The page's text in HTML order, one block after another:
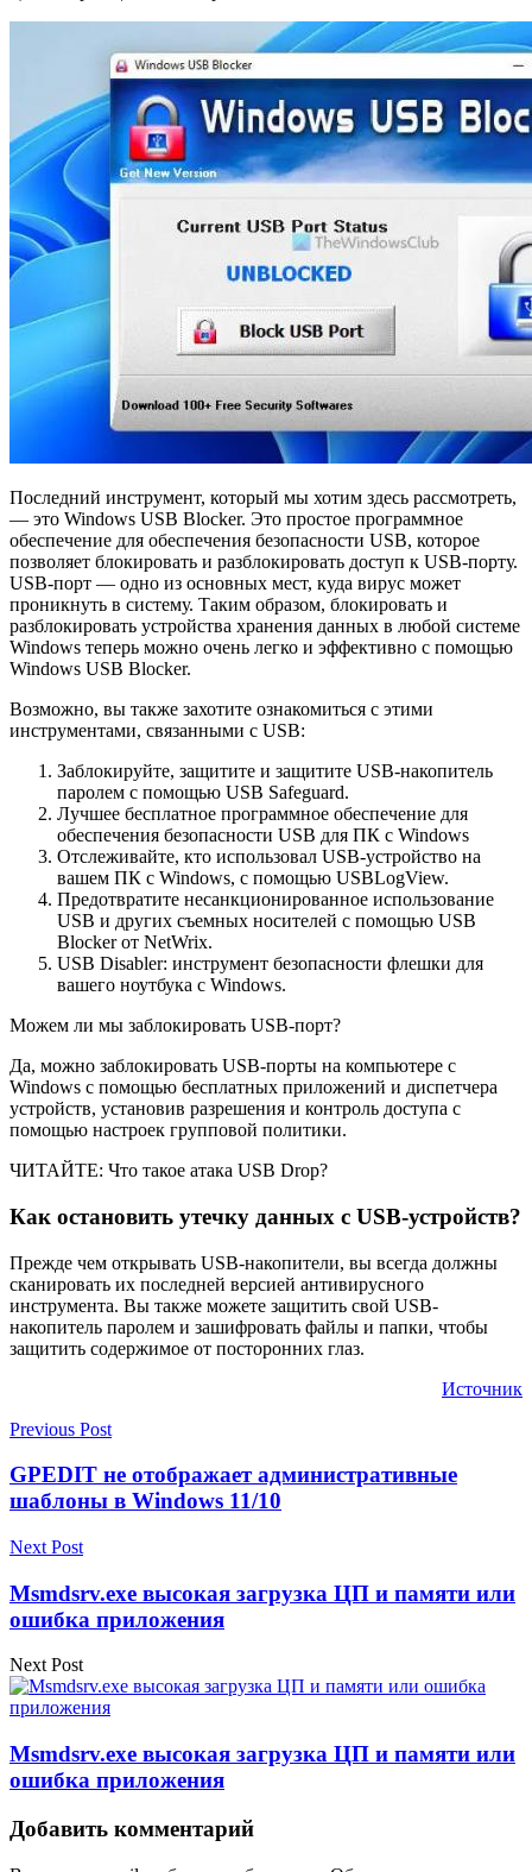
Последний инструмент, который мы хотим здесь рассмотреть,
— это Windows USB Blocker. Это простое программное
обеспечение для обеспечения безопасности USB, которое
позволяет блокировать и разблокировать доступ к USB-порту.
USB-порт — одно из основных мест, куда вирус может
проникнуть в систему. Таким образом, блокировать и
разблокировать устройства хранения данных в любой системе
Windows теперь можно очень легко и эффективно с помощью
Windows USB Blocker.
Возможно, вы также захотите ознакомиться с этими
инструментами, связанными с USB:
Заблокируйте, защитите и защитите USB-накопитель
паролем с помощью USB Safeguard.
Лучшее бесплатное программное обеспечение для
обеспечения безопасности USB для ПК с Windows
Отслеживайте, кто использовал USB-устройство на
вашем ПК с Windows, с помощью USBLogView.
Предотвратите несанкционированное использование
USB и других съемных носителей с помощью USB
Blocker от NetWrix.
USB Disabler: инструмент безопасности флешки для
вашего ноутбука с Windows.
Можем ли мы заблокировать USB-порт?
Да, можно заблокировать USB-порты на компьютере с
Windows с помощью бесплатных приложений и диспетчера
устройств, установив разрешения и контроль доступа с
помощью настроек групповой политики.
ЧИТАЙТЕ: Что такое атака USB Drop?
Как остановить утечку данных с USB-устройств?
Прежде чем открывать USB-накопители, вы всегда должны
сканировать их последней версией антивирусного
инструмента. Вы также можете защитить свой USB-
накопитель паролем и зашифровать файлы и папки, чтобы
защитить содержимое от посторонних глаз.
Источник
Previous Post
GPEDIT не отображает административные
шаблоны в Windows 11/10
Next Post
Msmdsrv.exe высокая загрузка ЦП и памяти или
ошибка приложения
Next Post
Msmdsrv.exe высокая загрузка ЦП и памяти или
ошибка приложения
Добавить комментарий